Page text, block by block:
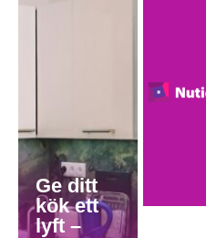
Ge ditt
kök ett
lyft –